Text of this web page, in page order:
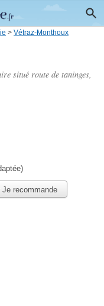
> Vétraz-Monthoux
situé route de taninges,
Je recommande